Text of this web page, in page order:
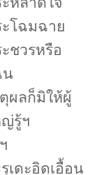
โฉมฉาย
ชวรหรือ
น
ผลก็มิให้ผู้
รู้ฯ
เดะอิดเอื้อน